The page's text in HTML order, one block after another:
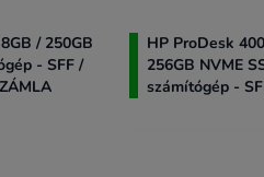
/ 250GB
- SFF /
HP ProDesk
256GB NVME
számítógép -